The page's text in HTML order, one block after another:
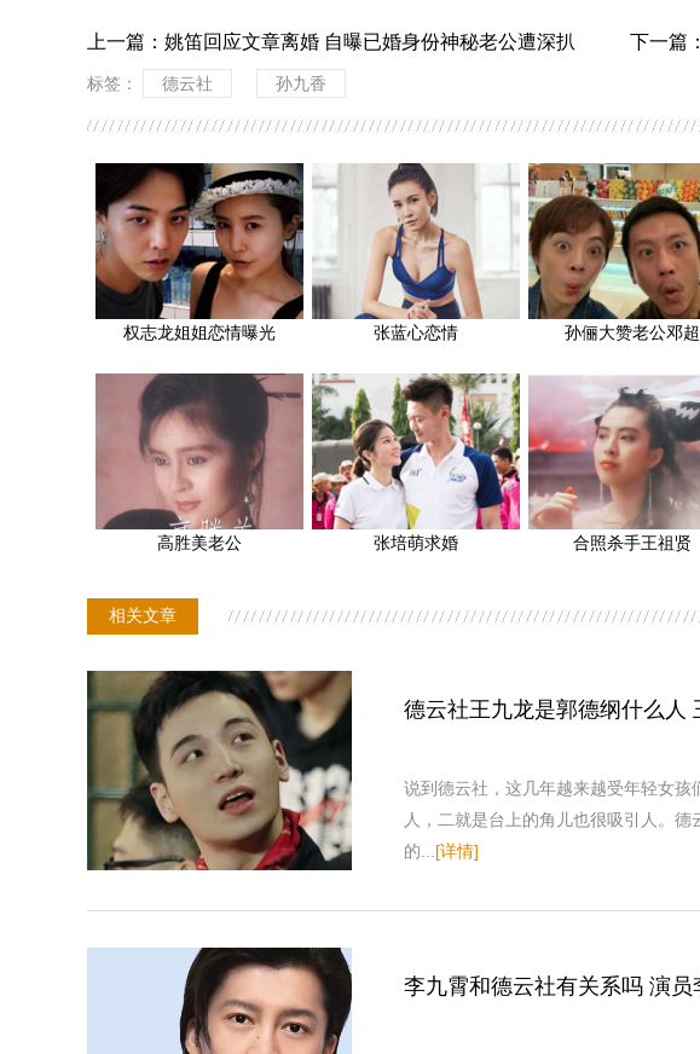
上一篇： 姚笛回应文章离婚 自曝已婚身份神秘老公遭深扒 下一篇：
标签： 德云社 孙九香
权志龙姐姐恋情曝光 张蓝心恋情 孙俪大赞老公邓超
高胜美老公 张培萌求婚 合照杀手王祖贤
相关文章
德云社王九龙是郭德纲什么人
说到德云社，这几年越来越受年轻女孩
人，二就是台上的角儿也很吸引人。
的...[详情]
李九霄和德云社有关系吗 演